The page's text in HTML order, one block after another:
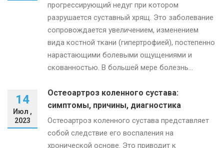
прогрессирующий недуг при котором
разрушается суставный хрящ. Это заболевание
сопровождается увеличением, изменением
вида костной ткани (гипертрофией), постепенно
нарастающими болевыми ощущениями и
скованностью. В большей мере болезнь...
14
Июл ,
2023
Остеоартроз коленного сустава:
симптомы, причины, диагностика
Остеоартроз коленного сустава представляет
собой следствие его воспаления на
хронической основе. Это приводит к